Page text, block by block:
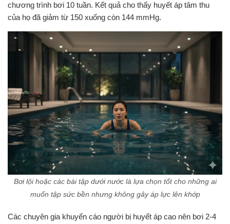
chương trình bơi 10 tuần. Kết quả cho thấy huyết áp tâm thu
của họ đã giảm từ 150 xuống còn 144 mmHg.
Bơi lội hoặc các bài tập dưới nước là lựa chọn tốt cho những ai
muốn tập sức bền nhưng không gây áp lực lên khớp
Các chuyên gia khuyến cáo người bị huyết áp cao nên bơi 2-4